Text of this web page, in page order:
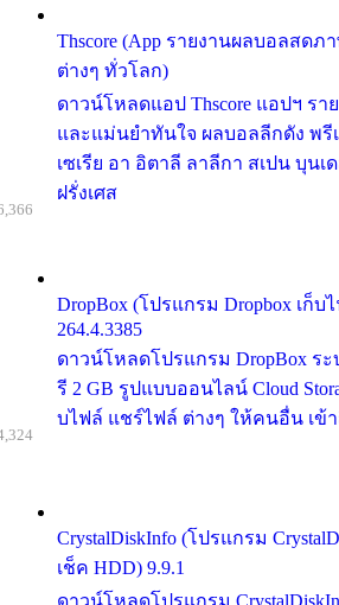
Thscore (App รายงานผลบอลสด
ต่างๆ ทั่วโลก)
ดาวน์โหลดแอป Thscore แอปฯ รา
และแม่นยำทันใจ ผลบอลลีกดัง พรี
เซเรีย อา อิตาลี ลาลีกา สเปน บุนเ
ฝรั่งเศส
DropBox (โปรแกรม Dropbox เก็
264.4.3385
ดาวน์โหลดโปรแกรม DropBox ร
รี 2 GB รูปแบบออนไลน์ Cloud
บไฟล์ แชร์ไฟล์ ต่างๆ ให้คนอื่น เข้
CrystalDiskInfo (โปรแกรม
เช็ค HDD) 9.9.1
ดาวน์โหลดโปรแกรม